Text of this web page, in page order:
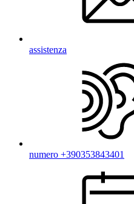
assistenza
numero +390353843401